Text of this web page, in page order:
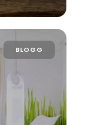
BLOGG